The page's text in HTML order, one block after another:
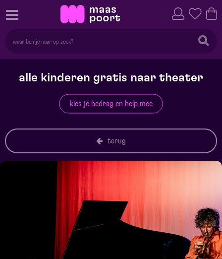
alle kinderen gratis naar theater
kies je bedrag en help mee
terug